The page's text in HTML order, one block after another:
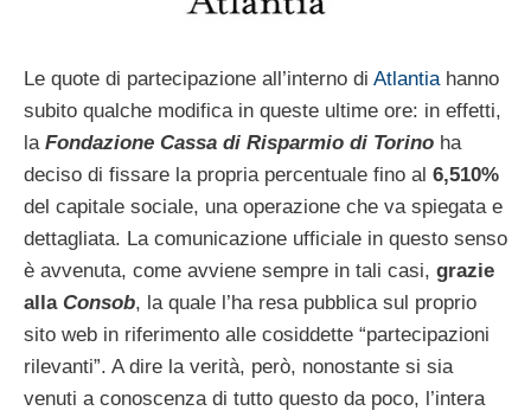
Le quote di partecipazione all’interno di Atlantiahanno
subito qualche modifica in queste ultime ore: in effetti,
la Fondazione Cassa di Risparmio di Torino ha
deciso di fissare la propria percentuale fino al 6,510%
del capitale sociale, una operazione che va spiegata e
dettagliata. La comunicazione ufficiale in questo senso
è avvenuta, come avviene sempre in tali casi, grazie
alla Consob, la quale l’ha resa pubblica sul proprio
sito web in riferimento alle cosiddette “partecipazioni
rilevanti”. A dire la verità, però, nonostante si sia
venuti a conoscenza di tutto questo da poco, l’intera